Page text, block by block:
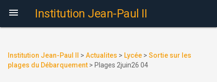
 Institution Jean-Paul II
Institution Jean-Paul II > Actualites > Lycée > Sortie sur les
plages du Débarquement > Plages 2juin26 04